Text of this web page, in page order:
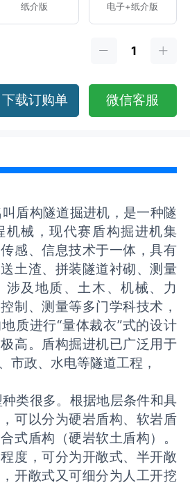
纸介版 电子+纸介版
下载订购单 微信客服
构隧道掘进机，是一种隧
机械，现代赛盾构掘进机集
感、信息技术于一体，具有
土渣、拼装隧道衬砌、测量
及地质、土木、机械、力
制、测量等多门学科技术，
质进行“量体裁衣”式的设计
高。盾构掘进机已广泛用于
市政、水电等隧道工程，
很多。根据地层条件和具
可以分为硬岩盾构、软岩盾
式盾构（硬岩软土盾构）。
度，可分为开敞式、半开敞
开敞式又可细分为人工开挖